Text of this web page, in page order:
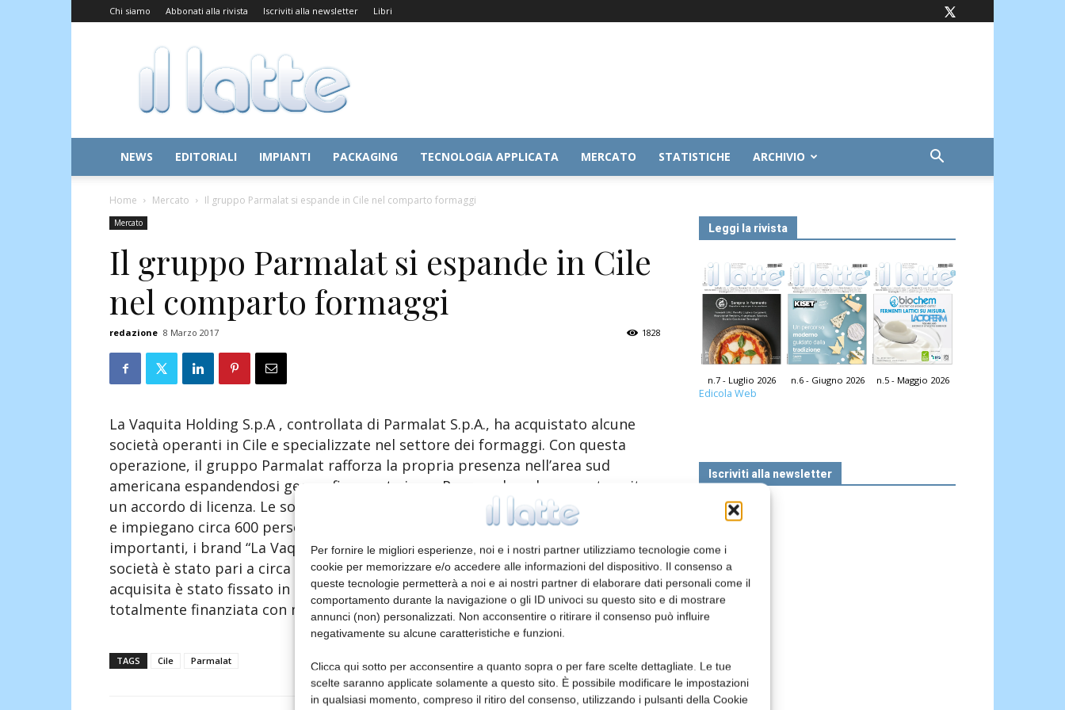
Per fornire le migliori esperienze, noi e i nostri partner utilizziamo tecnologie come i
cookie per memorizzare e/o accedere alle informazioni del dispositivo. Il consenso a
queste tecnologie permetterà a noi e ai nostri partner di elaborare dati personali come il
comportamento durante la navigazione o gli ID univoci su questo sito e di mostrare
annunci (non) personalizzati. Non acconsentire o ritirare il consenso può influire
negativamente su alcune caratteristiche e funzioni.
Clicca qui sotto per acconsentire a quanto sopra o per fare scelte dettagliate. Le tue
scelte saranno applicate solamente a questo sito. È possibile modificare le impostazioni
in qualsiasi momento, compreso il ritiro del consenso, utilizzando i pulsanti della Cookie
Chi siamo Abbonati alla rivista Iscriviti alla newsletter Libri
Il
Latte
NEWS EDITORIALI IMPIANTI PACKAGING TECNOLOGIA APPLICATA MERCATO STATISTICHE ARCHIVIO
Home Mercato Il gruppo Parmalat si espande in Cile nel comparto formaggi
Mercato
Il gruppo Parmalat si espande in Cile
nel comparto formaggi
redazione 8 Marzo 2017 1828
La Vaquita Holding S.p.A , controllata di Parmalat S.p.A., ha acquistato alcune
società operanti in Cile e specializzate nel settore dei formaggi. Con questa
operazione, il gruppo Parmalat rafforza la propria presenza nell’area sud
americana espandendosi geograficamente in un Paese nel quale opera tramite
un accordo di licenza. Le società acquisite comprendono quattro siti produttivi
e impiegano circa 600 persone. Il portafoglio di marchi comprende, tra i più
importanti, i brand “La Vaquita” e “Kümey”. Nel 2016 il fatturato netto delle
società è stato pari a circa 95 milioni di euro. L’enterprise value dell’attività
acquisita è stato fissato in circa 100 milioni di euro e l’acquisizione è stata
totalmente finanziata con mezzi propri.
TAGS Cile Parmalat
Leggi la rivista
n.7 - Luglio 2026 n.6 - Giugno 2026 n.5 - Maggio 2026
Edicola Web
Iscriviti alla newsletter